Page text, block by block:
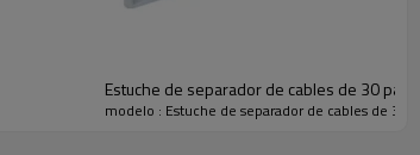
Estuche de separador de cables de 30
modelo : Estuche de separador de cables de 30